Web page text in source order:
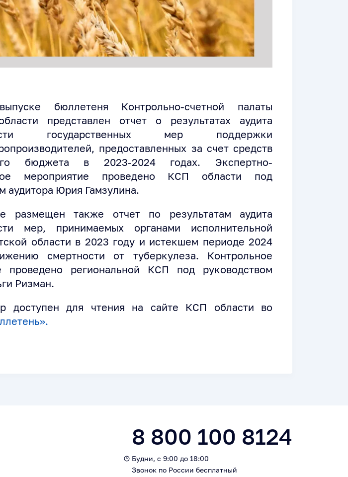
бюллетеня Контрольно-счетной палаты
представлен отчет о результатах аудита
государственных мер поддержки
предоставленных за счет средств
бюджета в 2023-2024 годах. Экспертно-
мероприятие проведено КСП области под
аудитора Юрия Гамзулина.
размещен также отчет по результатам аудита
мер, принимаемых органами исполнительной
области в 2023 году и истекшем периоде 2024
смертности от туберкулеза. Контрольное
проведено региональной КСП под руководством
Ризман.
доступен для чтения на сайте КСП области во
8 800 100 8124
Будни, с 9:00 до 18:00
Звонок по России бесплатный